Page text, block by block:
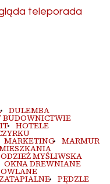
teleporada
DULEMBA
BUDOWNICTWIE
HOTELE
MARKETING MARMUR
ODZIEŻ MYŚLIWSKA
OKNA DREWNIANE
PĘDZLE